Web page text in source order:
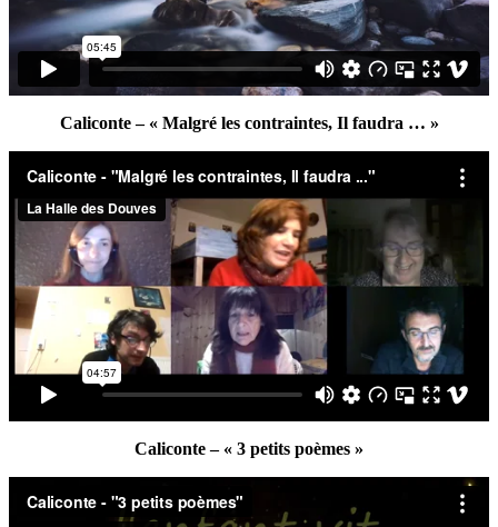
Caliconte – « Malgré les contraintes, Il faudra … »
Caliconte – « 3 petits poèmes »